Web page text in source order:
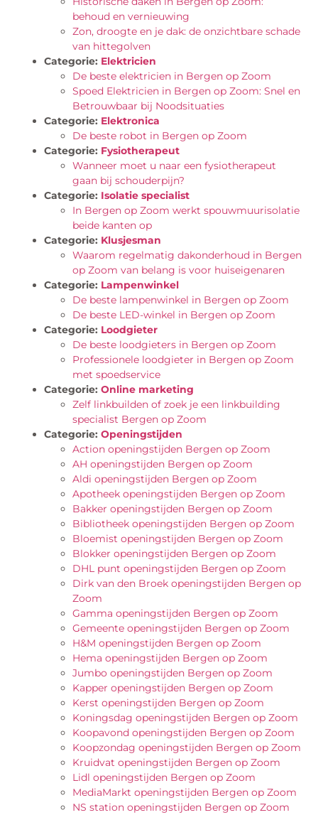
behoud en vernieuwing
Zon, droogte en je dak: de onzichtbare schade
van hittegolven
Categorie: Elektricien
De beste elektricien in Bergen op Zoom
Spoed Elektricien in Bergen op Zoom: Snel en
Betrouwbaar bij Noodsituaties
Categorie: Elektronica
De beste robot in Bergen op Zoom
Categorie: Fysiotherapeut
Wanneer moet u naar een fysiotherapeut
gaan bij schouderpijn?
Categorie: Isolatie specialist
In Bergen op Zoom werkt spouwmuurisolatie
beide kanten op
Categorie: Klusjesman
Waarom regelmatig dakonderhoud in Bergen
op Zoom van belang is voor huiseigenaren
Categorie: Lampenwinkel
De beste lampenwinkel in Bergen op Zoom
De beste LED-winkel in Bergen op Zoom
Categorie: Loodgieter
De beste loodgieters in Bergen op Zoom
Professionele loodgieter in Bergen op Zoom
met spoedservice
Categorie: Online marketing
Zelf linkbuilden of zoek je een linkbuilding
specialist Bergen op Zoom
Categorie: Openingstijden
Action openingstijden Bergen op Zoom
AH openingstijden Bergen op Zoom
Aldi openingstijden Bergen op Zoom
Apotheek openingstijden Bergen op Zoom
Bakker openingstijden Bergen op Zoom
Bibliotheek openingstijden Bergen op Zoom
Bloemist openingstijden Bergen op Zoom
Blokker openingstijden Bergen op Zoom
DHL punt openingstijden Bergen op Zoom
Dirk van den Broek openingstijden Bergen op
Zoom
Gamma openingstijden Bergen op Zoom
Gemeente openingstijden Bergen op Zoom
H&M openingstijden Bergen op Zoom
Hema openingstijden Bergen op Zoom
Jumbo openingstijden Bergen op Zoom
Kapper openingstijden Bergen op Zoom
Kerst openingstijden Bergen op Zoom
Koningsdag openingstijden Bergen op Zoom
Koopavond openingstijden Bergen op Zoom
Koopzondag openingstijden Bergen op Zoom
Kruidvat openingstijden Bergen op Zoom
Lidl openingstijden Bergen op Zoom
MediaMarkt openingstijden Bergen op Zoom
NS station openingstijden Bergen op Zoom